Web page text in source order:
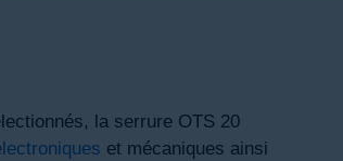
la serrure OTS 20
et mécaniques ainsi